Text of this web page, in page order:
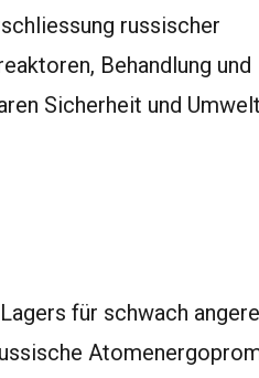
russischer
Behandlung und
Sicherheit und
für schwach